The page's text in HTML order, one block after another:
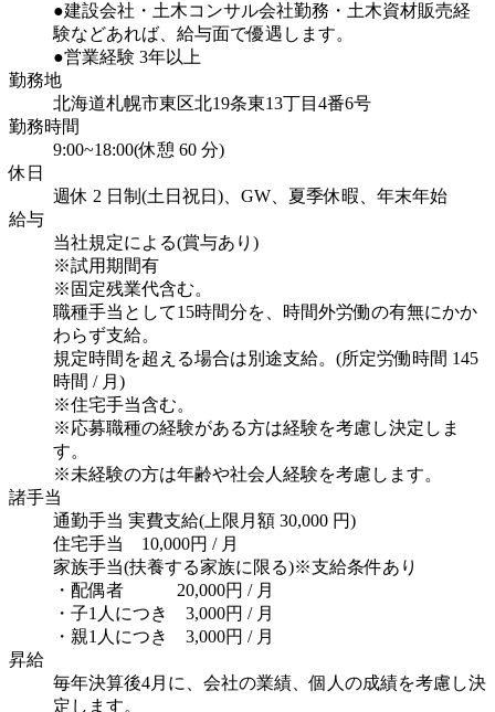
●建設会社・土木コンサル会社勤務・土木資材販売経
験などあれば、給与面で優遇します。
●営業経験 3年以上
勤務地
北海道札幌市東区北19条東13丁目4番6号
勤務時間
9:00~18:00(休憩 60 分)
休日
週休 2 日制(土日祝日)、GW、夏季休暇、年末年始
給与
当社規定による(賞与あり)
※試用期間有
※固定残業代含む。
職種手当として15時間分を、時間外労働の有無にかか
わらず支給。
規定時間を超える場合は別途支給。(所定労働時間 145
時間 / 月)
※住宅手当含む。
※応募職種の経験がある方は経験を考慮し決定しま
す。
※未経験の方は年齢や社会人経験を考慮します。
諸手当
通勤手当 実費支給(上限月額 30,000 円)
住宅手当 10,000円 / 月
家族手当(扶養する家族に限る)※支給条件あり
・配偶者 20,000円 / 月
・子1人につき 3,000円 / 月
・親1人につき 3,000円 / 月
昇給
毎年決算後4月に、会社の業績、個人の成績を考慮し決
定します。